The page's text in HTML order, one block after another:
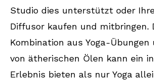
Studio dies unterstützt oder
Diffusor kaufen und mitbringen.
Kombination aus Yoga-
von ätherischen Ölen kann ein
Erlebnis bieten als nur Yoga